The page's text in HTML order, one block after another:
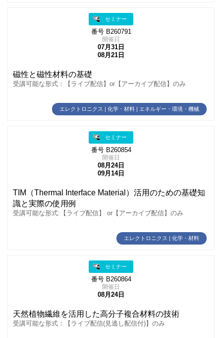
セミナー
番号 B260791
開催日
07月31日
08月21日
磁性と磁性材料の基礎
受講可能な形式：【ライブ配信】or【アーカイブ配信】のみ
エレクトロニクス | 化学・材料 | エネルギー・環境・機械
セミナー
番号 B260854
開催日
08月24日
09月14日
TIM（Thermal Interface Material）活用のための基礎知
識と実際の使用例
受講可能な形式:【ライブ配信】 or【アーカイブ配信】のみ
エレクトロニクス | 化学・材料
セミナー
番号 B260864
開催日
08月24日
天然植物繊維を活用した高分子複合材料の技術
受講可能な形式：【ライブ配信(見逃し配信付)】のみ